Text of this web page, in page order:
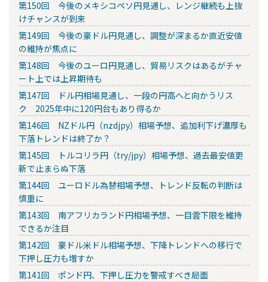
第150回 今後のメキシコペソ円見通し、レンジ継続も上抜
けチャンスが到来
第149回 今後の豪ドル円見通し、調整が深まるか直近安値
の維持が焦点に
第148回 今後のユーロ円見通し、貿易リスクはあるがチャ
ート上では上昇期待も
第147回 ドル円相場見通し、一段の円高へと向かうリス
ク 2025年中に120円台もあり得るか
第146回 NZドル円（nzdjpy）相場予想、追加利下げ濃厚も
下落トレンドは終了か？
第145回 トルコリラ円（try/jpy）相場予想、過去最安値更
新で止まらぬ下落
第144回 ユーロドル為替相場予想、トレンド反転の判断は
慎重に
第143回 南アフリカランド円相場予想、一目雲下限を維持
できるか注目
第142回 豪ドル米ドル相場予想、下降トレンドへの移行で
下押し圧力も増すか
第141回 ポンド円、下押し圧力を警戒すべき局面